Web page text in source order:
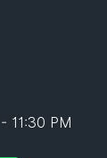
11:30 PM